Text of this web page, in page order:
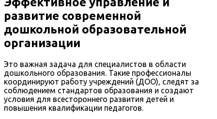
развитие современной
дошкольной образовательной
организации
Это важная задача для специалистов в области
дошкольного образования. Такие профессионалы
координируют работу учреждений (ДОО), следят за
соблюдением стандартов образования и создают
условия для всестороннего развития детей и
повышения квалификации педагогов.